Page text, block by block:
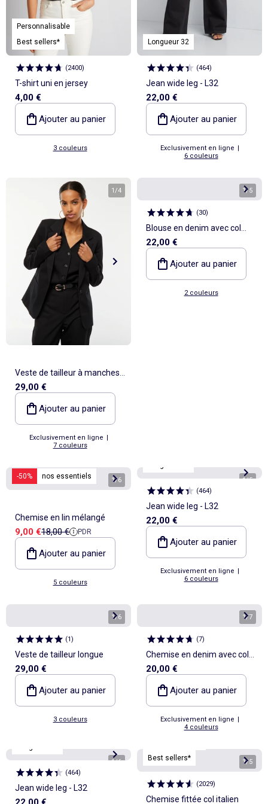
Personnalisable
Best sellers*
(2400)
T-shirt uni en jersey
4,00 €
Ajouter au panier
3 couleurs
Longueur 32
(464)
Jean wide leg - L32
22,00 €
Ajouter au panier
Exclusivement en ligne |
6 couleurs
1/4
Veste de tailleur à manches
longues
29,00 €
Ajouter au panier
Exclusivement en ligne |
7 couleurs
1/5
(30)
Blouse en denim avec col
volanté
22,00 €
Ajouter au panier
2 couleurs
-50% nos essentiels 1/6
Chemise en lin mélangé
Prix de vente
9,00 €Prix de référence
18,00 € PDR
Ajouter au panier
5 couleurs
1/5
(464)
Jean wide leg - L32
22,00 €
Ajouter au panier
Exclusivement en ligne |
6 couleurs
1/6
(1)
Veste de tailleur longue
29,00 €
Ajouter au panier
3 couleurs
1/7
(7)
Chemise en denim avec col
lavallière
20,00 €
Ajouter au panier
Exclusivement en ligne |
4 couleurs
1/6
(464)
Jean wide leg - L32
Best sellers*
1/5
(2029)
Chemise fittée col italien